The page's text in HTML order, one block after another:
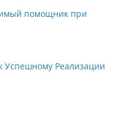
помощник при
Успешному Реализации